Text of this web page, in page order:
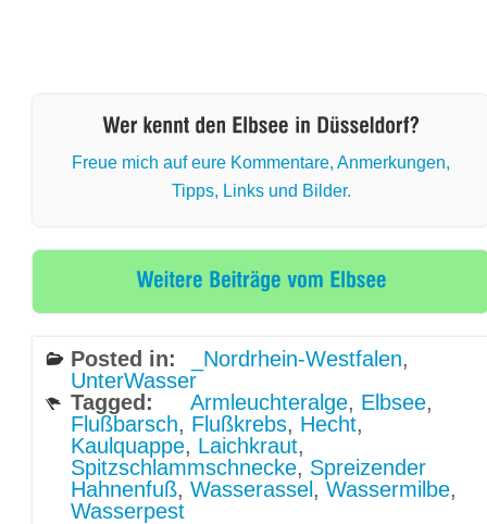
Freue mich auf eure Kommentare, Anmerkungen,
Tipps, Links und Bilder.
Posted in: _Nordrhein-Westfalen,
UnterWasser
Tagged:
Armleuchteralge, Elbsee,
Flußbarsch, Flußkrebs, Hecht,
Kaulquappe, Laichkraut,
Spitzschlammschnecke, Spreizender
Hahnenfuß, Wasserassel , Wassermilbe,
Wasserpest